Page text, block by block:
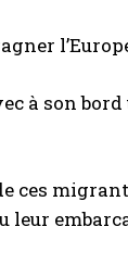
à son
ces
leur